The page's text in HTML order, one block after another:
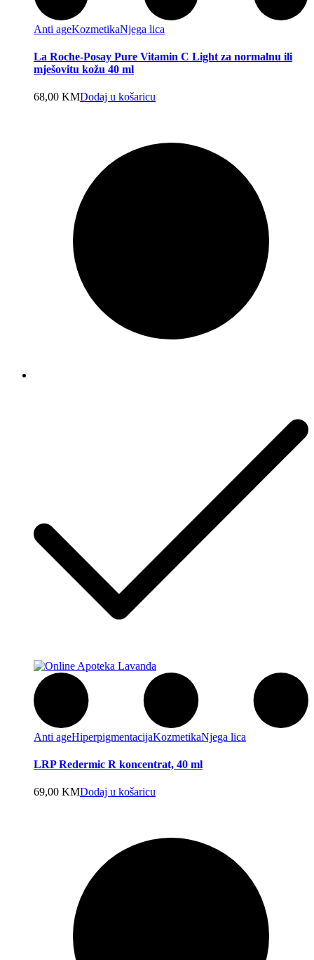
Anti ageKozmetikaNjega lica
La Roche-Posay Pure Vitamin C Light za normalnu ili
mješovitu kožu 40 ml
68,00 KMDodaj u košaricu
Anti ageHiperpigmentacijaKozmetikaNjega lica
LRP Redermic R koncentrat, 40 ml
69,00 KMDodaj u košaricu